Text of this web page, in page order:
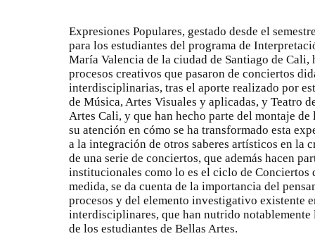
Expresiones Populares, gestado desde el
para los estudiantes del programa de
María Valencia de la ciudad de Santiago de
procesos creativos que pasaron de conciertos
interdisciplinarias, tras el aporte realizado por
de Música, Artes Visuales y aplicadas, y Teatro
Artes Cali, y que han hecho parte del montaje
su atención en cómo se ha transformado esta
a la integración de otros saberes artísticos en la
de una serie de conciertos, que además hacen
institucionales como lo es el ciclo de Conciertos
medida, se da cuenta de la importancia del
procesos y del elemento investigativo existente
interdisciplinares, que han nutrido notablemente
de los estudiantes de Bellas Artes.